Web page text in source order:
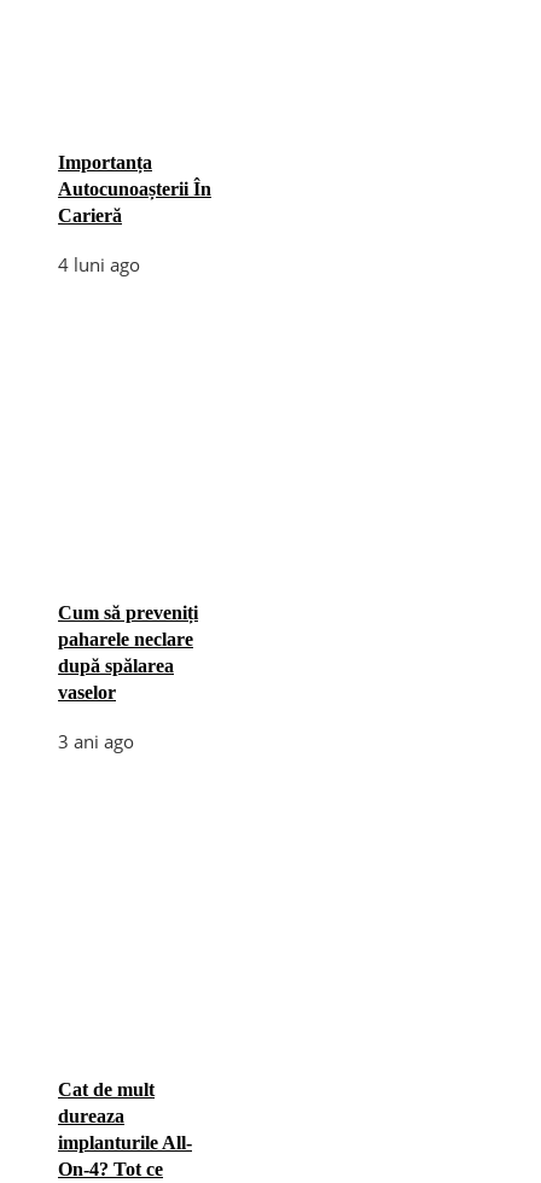
Importanța
Autocunoașterii În
Carieră
4 luni ago
Cum să preveniți
paharele neclare
după spălarea
vaselor
3 ani ago
Cat de mult
dureaza
implanturile All-
On-4? Tot ce